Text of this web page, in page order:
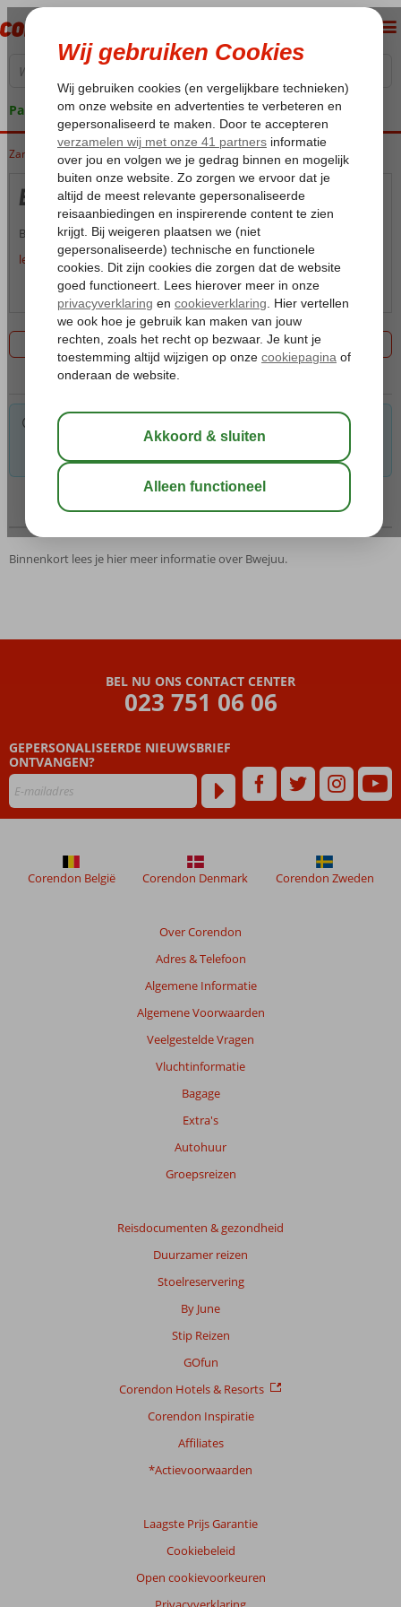
Pakketgarantie
Home
Zanzibar Zanzibar Zanzibar Bwejuu
Bwejuu
Binnenkort lees je hier meer informatie over Bwejuu.
lees meer over Bwejuu
Over Bwejuu
Kaart
Filter 0 aanbiedingen
Voor de gekozen criteria hebben we helaas geen
mogelijkheden. Tip: verwijder een of meerdere criteria om toch
mogelijkheden te vinden.
Overig Kaart
Binnenkort lees je hier meer informatie over Bwejuu.
BEL NU ONS CONTACT CENTER
023 751 06 06
GEPERSONALISEERDE NIEUWSBRIEF
ONTVANGEN?
Over Corendon
Adres & Telefoon
Algemene Informatie
Algemene Voorwaarden
Veelgestelde Vragen
Vluchtinformatie
Bagage
Extra's
Autohuur
Groepsreizen
Reisdocumenten & gezondheid
Duurzamer reizen
Stoelreservering
By June
Stip Reizen
GOfun
Corendon Hotels & Resorts
Corendon Inspiratie
Affiliates
*Actievoorwaarden
Laagste Prijs Garantie
Cookiebeleid
Open cookievoorkeuren
Corendon België Corendon Denmark Corendon Zweden